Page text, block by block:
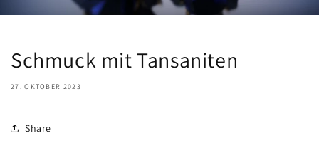
Schmuck mit Tansaniten
27. OKTOBER 2023
Share